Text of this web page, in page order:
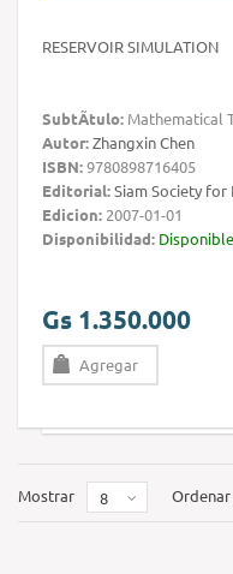
RESERVOIR SIMULATION
SubtÃ­tulo: Mathematical
Autor:Zhangxin Chen
ISBN:9780898716405
Editorial:Siam Society
Edicion: 2007-01-01
Disponibilidad: Disponible
Gs 1.350.000
Agregar
Mostrar 8